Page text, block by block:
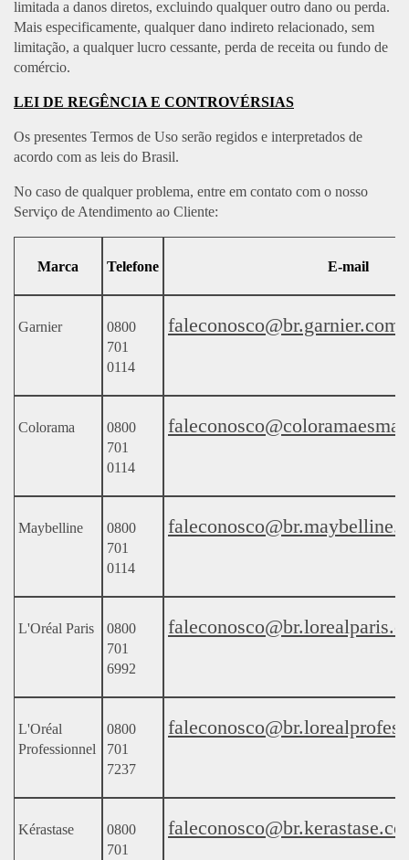
limitada a danos diretos, excluindo qualquer outro dano ou perda.
Mais especificamente, qualquer dano indireto relacionado, sem
limitação, a qualquer lucro cessante, perda de receita ou fundo de
comércio.
LEI DE REGÊNCIA E CONTROVÉRSIAS
Os presentes Termos de Uso serão regidos e interpretados de
acordo com as leis do Brasil.
No caso de qualquer problema, entre em contato com o nosso
Serviço de Atendimento ao Cliente:
Marca Telefone E-mail
Garnier
0800
701
0114
faleconosco@br.garnier.com
Colorama
0800
701
0114
Maybelline
0800
701
0114
L'Oréal Paris
0800
701
6992
L'Oréal
Professionnel
0800
701
7237
Kérastase
0800
701